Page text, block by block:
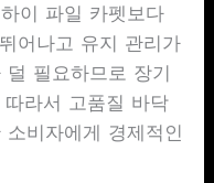
이 파일 카펫보다
어나고 유지 관리가
필요하므로 장기
라서 고품질 바닥
비자에게 경제적인